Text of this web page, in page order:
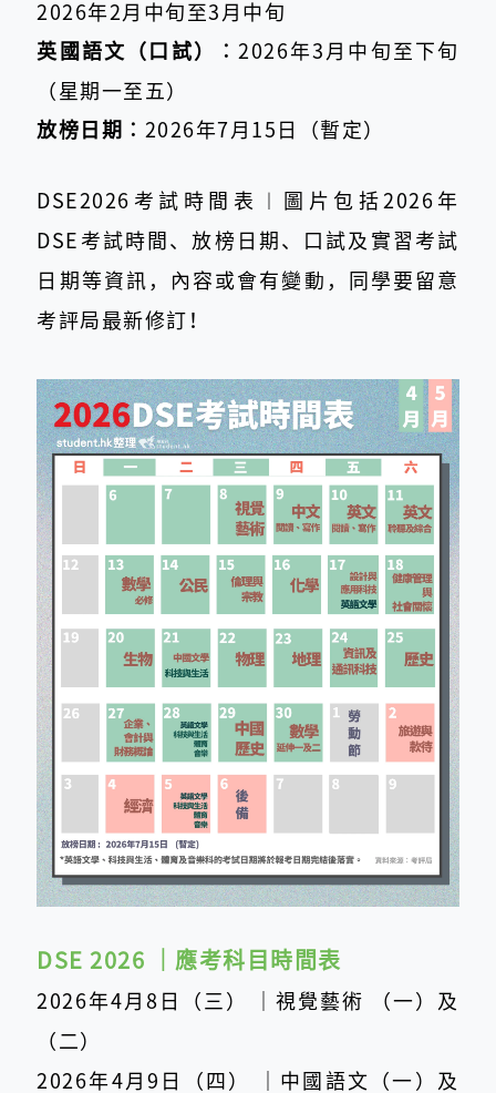
2026年2月中旬至3月中旬
英國語文（口試）︰ 2026年3月中旬至下旬
（星期一至五）
放榜日期︰ 2026年7月15日（暫定）
DSE2026考試時間表︱圖片包括2026年
DSE考試時間、放榜日期、口試及實習考試
日期等資訊，內容或會有變動，同學要留意
考評局最新修訂！
DSE 2026 ｜應考科目時間表
2026年4月8日（三） ｜視覺藝術 （一）及
（二）
2026年4月9日（四） ｜中國語文（一）及